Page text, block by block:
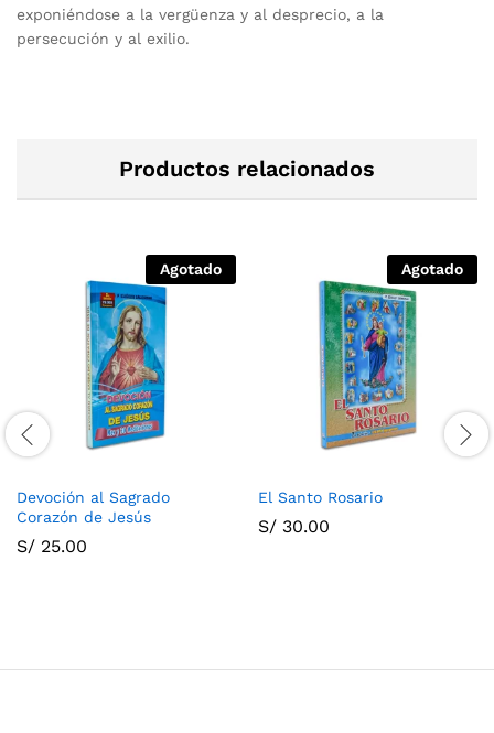
exponiéndose a la vergüenza y al desprecio, a la
persecución y al exilio.
Productos relacionados
Agotado
Devoción al Sagrado
Corazón de Jesús
S/ 25.00
Agotado
El Santo Rosario
S/ 30.00